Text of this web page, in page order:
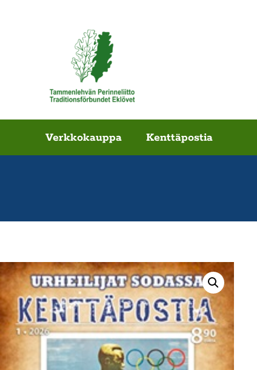
Verkkokauppa Kenttäpostia